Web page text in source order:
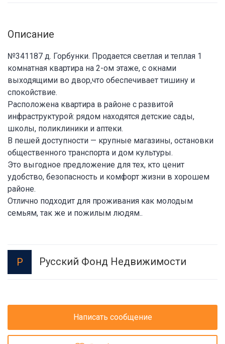
Описание
№341187 д. Горбунки. Продается светлая и теплая 1
комнатная квартира на 2-ом этаже, с окнами
выходящими во двор,что обеспечивает тишину и
спокойствие.
Расположена квартира в районе с развитой
инфраструктурой: рядом находятся детские сады,
школы, поликлиники и аптеки.
В пешей доступности — крупные магазины, остановки
общественного транспорта и дом культуры.
Это выгодное предложение для тех, кто ценит
удобство, безопасность и комфорт жизни в хорошем
районе.
Отлично подходит для проживания как молодым
семьям, так же и пожилым людям..
Р Русский Фонд Недвижимости
Написать сообщение